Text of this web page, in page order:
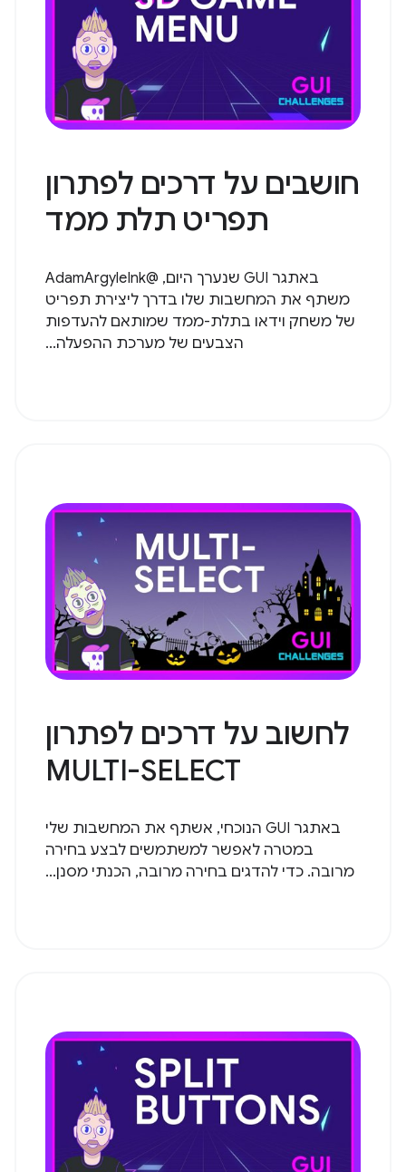
חושבים על דרכים לפתרון
תפריט תלת ממד
באתגר GUI שנערך היום, @AdamArgyleInk
משתף את המחשבות שלו בדרך ליצירת תפריט
של משחק וידאו בתלת-ממד שמותאם להעדפות
הצבעים של מערכת ההפעלה...
לחשוב על דרכים לפתרון
MULTI-SELECT
באתגר GUI הנוכחי, אשתף את המחשבות שלי
במטרה לאפשר למשתמשים לבצע בחירה
מרובה. כדי להדגים בחירה מרובה, הכנתי מסנן...